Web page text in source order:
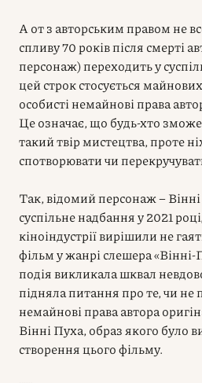
А от з авторським правом не
спливу 70 років після смерті
персонаж) переходить у
цей строк стосується
особисті немайнові права
Це означає, що будь-хто
такий твір мистецтва, проте
спотворювати чи
Так, відомий персонаж –
суспільне надбання у 2021
кіноіндустрії вирішили не
фільм у жанрі слешера
подія викликала шквал
підняла питання про те, чи не
немайнові права автора
Вінні Пуха, образ якого було
створення цього фільму.